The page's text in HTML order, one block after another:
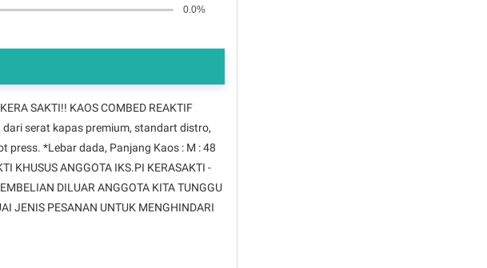
0.0%
SAKTI!! KAOS COMBED REAKTIF
dari serat kapas premium, standart distro,
press. *Lebar dada, Panjang Kaos : M : 48
KHUSUS ANGGOTA IKS.PI KERASAKTI -
DILUAR ANGGOTA KITA TUNGGU
JENIS PESANAN UNTUK MENGHINDARI